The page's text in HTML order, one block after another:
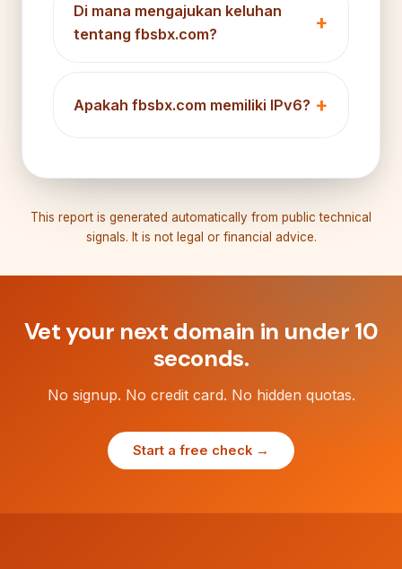
Di mana mengajukan keluhan
tentang fbsbx.com?
Apakah fbsbx.com memiliki IPv6?
This report is generated automatically from public technical
signals. It is not legal or financial advice.
Vet your next domain in under 10
seconds.
No signup. No credit card. No hidden quotas.
Start a free check →